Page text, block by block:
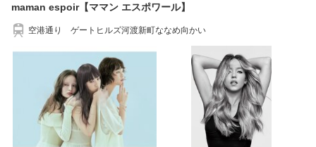
maman espoir【ママン エスポワール】
空港通り ゲートヒルズ河渡新町ななめ向かい